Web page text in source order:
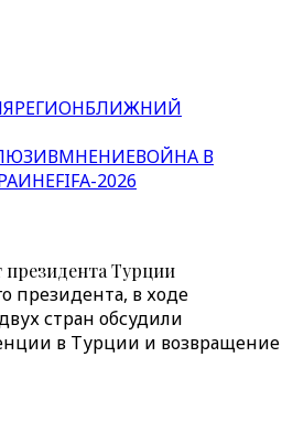
РЕГИОНБЛИЖНИЙ
МНЕНИЕВОЙНА В
FIFA-2026
президента Турции
президента, в ходе
стран обсудили
в Турции и возвращение